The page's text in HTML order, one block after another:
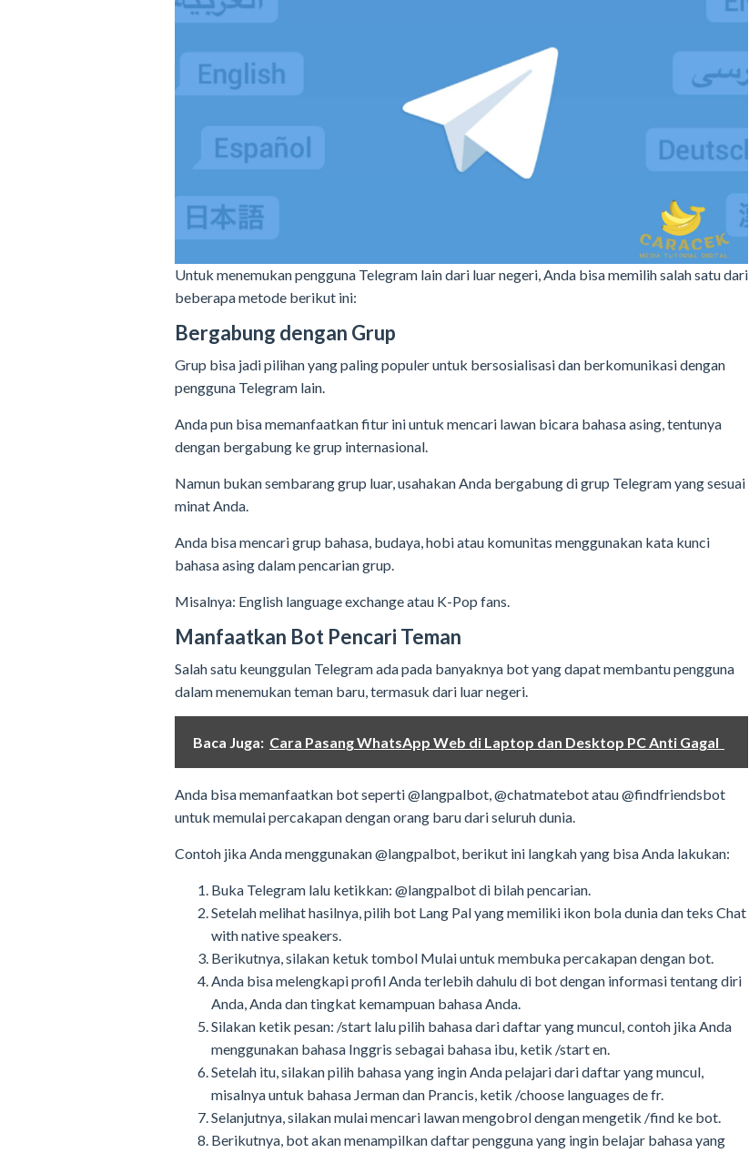
Untuk menemukan pengguna Telegram lain dari luar negeri, Anda bisa memilih salah satu dari
beberapa metode berikut ini:
Bergabung dengan Grup
Grup bisa jadi pilihan yang paling populer untuk bersosialisasi dan berkomunikasi dengan
pengguna Telegram lain.
Anda pun bisa memanfaatkan fitur ini untuk mencari lawan bicara bahasa asing, tentunya
dengan bergabung ke grup internasional.
Namun bukan sembarang grup luar, usahakan Anda bergabung di grup Telegram yang sesuai
minat Anda.
Anda bisa mencari grup bahasa, budaya, hobi atau komunitas menggunakan kata kunci
bahasa asing dalam pencarian grup.
Misalnya: English language exchange atau K-Pop fans.
Manfaatkan Bot Pencari Teman
Salah satu keunggulan Telegram ada pada banyaknya bot yang dapat membantu pengguna
dalam menemukan teman baru, termasuk dari luar negeri.
Baca Juga: Cara Pasang WhatsApp Web di Laptop dan Desktop PC Anti Gagal
Anda bisa memanfaatkan bot seperti @langpalbot, @chatmatebot atau @findfriendsbot
untuk memulai percakapan dengan orang baru dari seluruh dunia.
Contoh jika Anda menggunakan @langpalbot, berikut ini langkah yang bisa Anda lakukan:
Buka Telegram lalu ketikkan: @langpalbot di bilah pencarian.
Setelah melihat hasilnya, pilih bot Lang Pal yang memiliki ikon bola dunia dan teks Chat
with native speakers.
Berikutnya, silakan ketuk tombol Mulai untuk membuka percakapan dengan bot.
Anda bisa melengkapi profil Anda terlebih dahulu di bot dengan informasi tentang diri
Anda, Anda dan tingkat kemampuan bahasa Anda.
Silakan ketik pesan: /start lalu pilih bahasa dari daftar yang muncul, contoh jika Anda
menggunakan bahasa Inggris sebagai bahasa ibu, ketik /start en.
Setelah itu, silakan pilih bahasa yang ingin Anda pelajari dari daftar yang muncul,
misalnya untuk bahasa Jerman dan Prancis, ketik /choose languages de fr.
Selanjutnya, silakan mulai mencari lawan mengobrol dengan mengetik /find ke bot.
Berikutnya, bot akan menampilkan daftar pengguna yang ingin belajar bahasa yang